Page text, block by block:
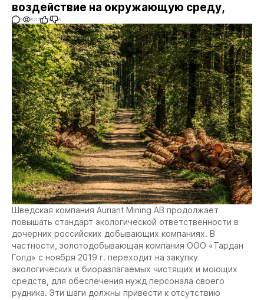
воздействие на окружающую среду,
0 8217 1 0
Шведская компания Auriant Mining AB продолжает
повышать стандарт экологической ответственности в
дочерних российских добывающих компаниях. В
частности, золотодобывающая компания ООО «Тардан
Голд» с ноября 2019 г. переходит на закупку
экологических и биоразлагаемых чистящих и моющих
средств, для обеспечения нужд персонала своего
рудника. Эти шаги должны привести к отсутствию